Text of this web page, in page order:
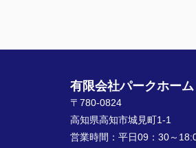
有限会社パークホーム
〒780-0824
高知県高知市城見町1-1
営業時間： 平日09：30～